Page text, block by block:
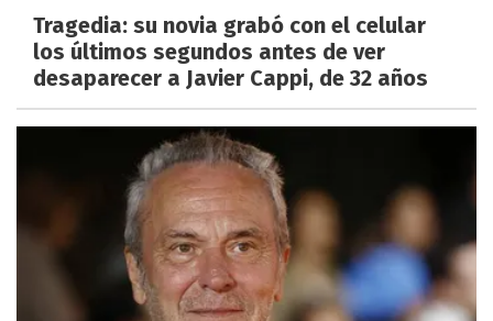
Tragedia: su novia grabó con el celular
los últimos segundos antes de ver
desaparecer a Javier Cappi, de 32 años